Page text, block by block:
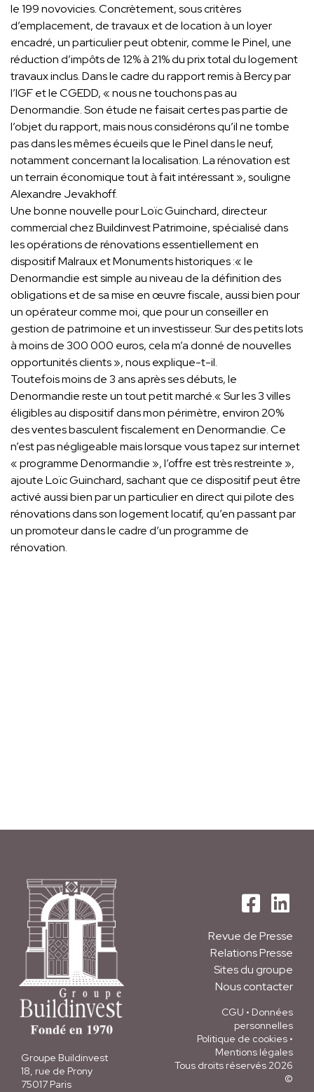
le 199 novovicies. Concrètement, sous critères
d’emplacement, de travaux et de location à un loyer
encadré, un particulier peut obtenir, comme le Pinel, une
réduction d’impôts de 12% à 21% du prix total du logement
travaux inclus. Dans le cadre du rapport remis à Bercy par
l’IGF et le CGEDD, « nous ne touchons pas au
Denormandie. Son étude ne faisait certes pas partie de
l’objet du rapport, mais nous considérons qu’il ne tombe
pas dans les mêmes écueils que le Pinel dans le neuf,
notamment concernant la localisation. La rénovation est
un terrain économique tout à fait intéressant », souligne
Alexandre Jevakhoff.
Une bonne nouvelle pour Loïc Guinchard, directeur
commercial chez Buildinvest Patrimoine, spécialisé dans
les opérations de rénovations essentiellement en
dispositif Malraux et Monuments historiques :« le
Denormandie est simple au niveau de la définition des
obligations et de sa mise en œuvre fiscale, aussi bien pour
un opérateur comme moi, que pour un conseiller en
gestion de patrimoine et un investisseur. Sur des petits lots
à moins de 300 000 euros, cela m’a donné de nouvelles
opportunités clients », nous explique-t-il.
Toutefois moins de 3 ans après ses débuts, le
Denormandie reste un tout petit marché.« Sur les 3 villes
éligibles au dispositif dans mon périmètre, environ 20%
des ventes basculent fiscalement en Denormandie. Ce
n’est pas négligeable mais lorsque vous tapez sur internet
« programme Denormandie », l’offre est très restreinte »,
ajoute Loïc Guinchard, sachant que ce dispositif peut être
activé aussi bien par un particulier en direct qui pilote des
rénovations dans son logement locatif, qu’en passant par
un promoteur dans le cadre d’un programme de
rénovation.
Groupe Buildinvest
18, rue de Prony
75017 Paris
Revue de Presse
Relations Presse
Sites du groupe
Nous contacter
CGU • Données
personnelles
Politique de cookies •
Mentions légales
Tous droits réservés 2026
©